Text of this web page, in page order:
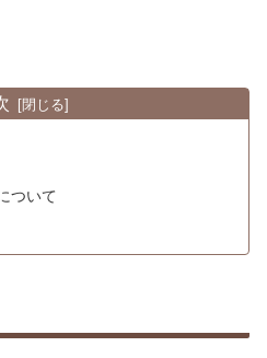
ついて